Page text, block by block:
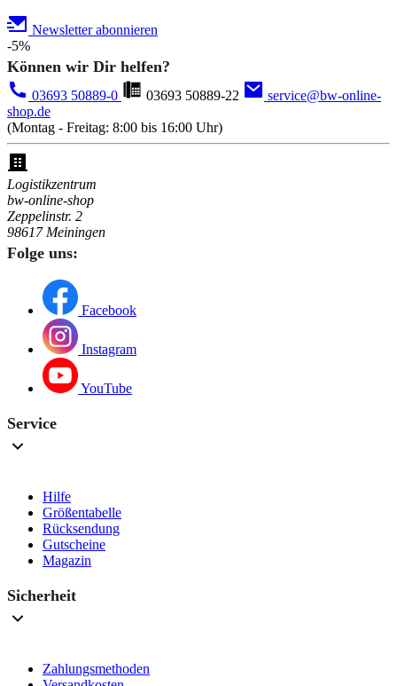
Newsletter abonnieren
-5%
Können wir Dir helfen?
03693 50889-0 03693 50889-22
service@bw-online-
shop.de
(Montag - Freitag: 8:00 bis 16:00 Uhr)
Logistikzentrum
bw-online-shop
Zeppelinstr. 2
98617 Meiningen
Folge uns:
Facebook
Instagram
YouTube
Service
Hilfe
Größentabelle
Rücksendung
Gutscheine
Magazin
Sicherheit
Zahlungsmethoden